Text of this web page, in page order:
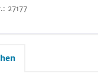
27177